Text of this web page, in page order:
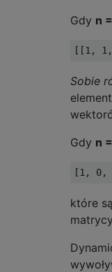
Gdy n
Sobie
Gdy n
które